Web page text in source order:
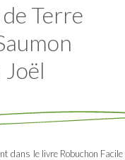
Terre
dans le livre Robuchon Facile